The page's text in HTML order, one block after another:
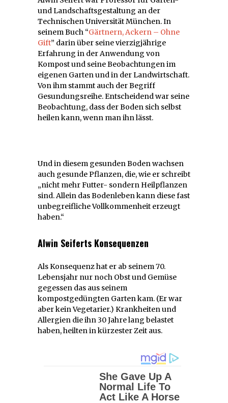
und Landschaftsgestaltung an der
Technischen Universität München. In
seinem Buch “Gärtnern, Ackern – Ohne
Gift” darin über seine vierzigjährige
Erfahrung in der Anwendung von
Kompost und seine Beobachtungen im
eigenen Garten und in der Landwirtschaft.
Von ihm stammt auch der Begriff
Gesundungsreihe. Entscheidend war seine
Beobachtung, dass der Boden sich selbst
heilen kann, wenn man ihn lässt.
Und in diesem gesunden Boden wachsen
auch gesunde Pflanzen, die, wie er schreibt
„nicht mehr Futter- sondern Heilpflanzen
sind. Allein das Bodenleben kann diese fast
unbegreifliche Vollkommenheit erzeugt
haben.“
Alwin Seiferts Konsequenzen
Als Konsequenz hat er ab seinem 70.
Lebensjahr nur noch Obst und Gemüse
gegessen das aus seinem
kompostgedüngten Garten kam. (Er war
aber kein Vegetarier.) Krankheiten und
Allergien die ihn 30 Jahre lang belastet
haben, heilten in kürzester Zeit aus.